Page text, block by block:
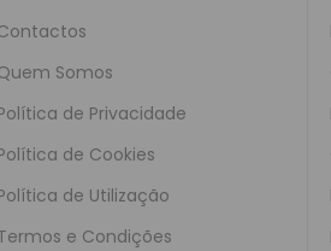
Somos
de Privacidade
de Cookies
de Utilização
e Condições